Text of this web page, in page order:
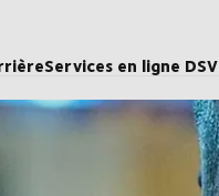
Services en ligne DSV